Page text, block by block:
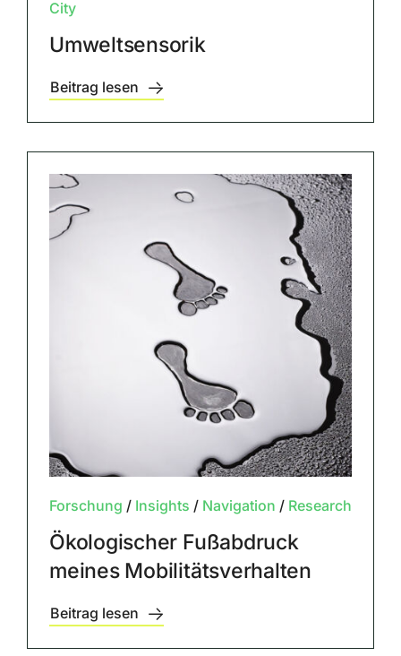
City
Umweltsensorik
Beitrag lesen
Forschung / Insights / Navigation / Research
Ökologischer Fußabdruck
meines Mobilitätsverhalten
Beitrag lesen